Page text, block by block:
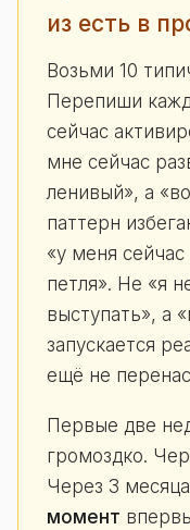
из есть в
Возьми 10
Перепиши
сейчас
мне сейчас
ленивый», а
паттерн
«у меня
петля». Не «я
выступать», а
запускается
ещё не
Первые две
громоздко.
Через 3
момент